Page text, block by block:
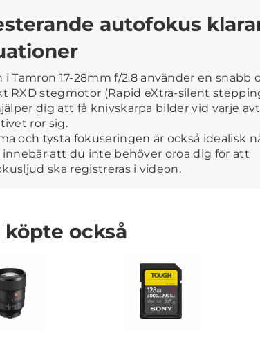
autofokus
Tamron 17-28mm f/2.8 använder en snabb
RXD stegmotor (Rapid eXtra-silent
dig att få knivskarpa bilder vid varje
rör sig.
och tysta fokuseringen är också idealisk
innebär att du inte behöver oroa dig för att
ska registreras i videon.
köpte också